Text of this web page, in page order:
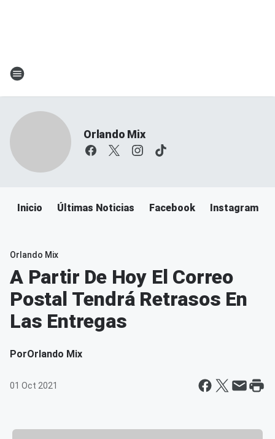
Orlando Mix
Inicio Últimas Noticias Facebook Instagram
Orlando Mix
A Partir De Hoy El Correo
Postal Tendrá Retrasos En
Las Entregas
PorOrlando Mix
01 Oct 2021